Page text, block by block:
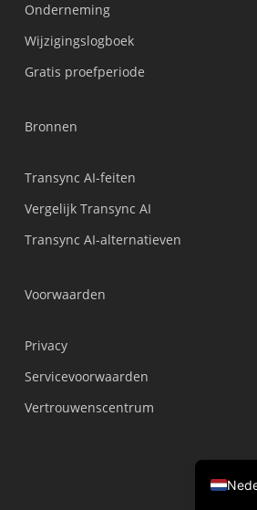
Onderneming
Wijzigingslogboek
Gratis proefperiode
Bronnen
Transync AI-feiten
Vergelijk Transync AI
Transync AI-alternatieven
Voorwaarden
Privacy
Servicevoorwaarden
Vertrouwenscentrum